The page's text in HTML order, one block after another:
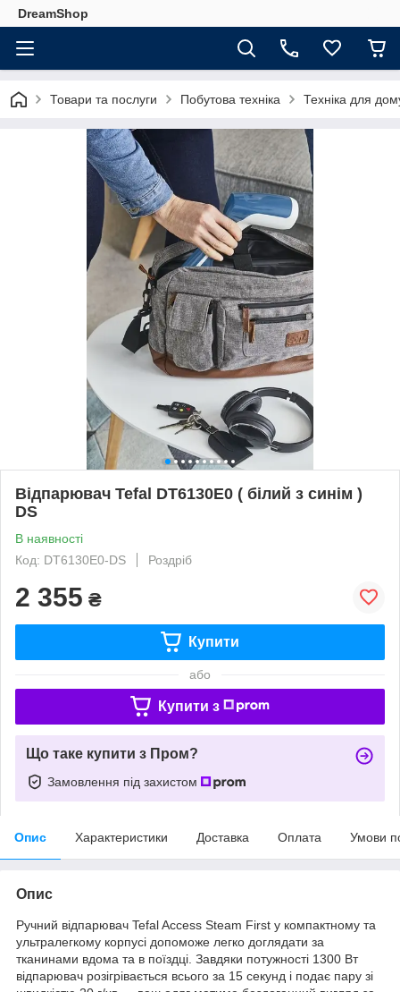
DreamShop
Товари та послуги Побутова техніка Техніка для
Відпарювач Tefal DT6130E0 ( білий з синім )
DS
В наявності
Код: DT6130E0-DS
Роздріб
2 355 ₴
Купити
або
Купити з
Що таке купити з Пром?
Замовлення під захистом
Опис Характеристики Доставка Оплата Умови
Опис
Ручний відпарювач Tefal Access Steam First у компактному та
ультралегкому корпусі допоможе легко доглядати за
тканинами вдома та в поїздці. Завдяки потужності 1300 Вт
відпарювач розігрівається всього за 15 секунд і подає пару зі